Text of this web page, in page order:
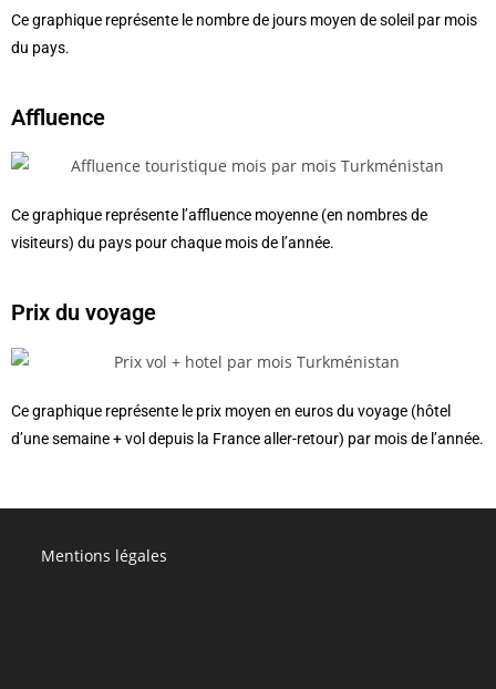
Ce graphique représente le nombre de jours moyen de soleil par mois
du pays.
Affluence
Ce graphique représente l’affluence moyenne (en nombres de
visiteurs) du pays pour chaque mois de l’année.
Prix du voyage
Ce graphique représente le prix moyen en euros du voyage (hôtel
d’une semaine + vol depuis la France aller-retour) par mois de l’année.
Mentions légales